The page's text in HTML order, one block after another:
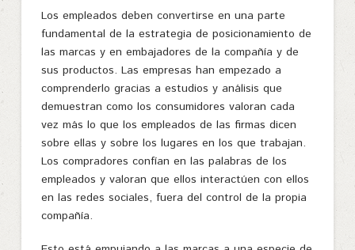
Los empleados deben convertirse en una parte
fundamental de la estrategia de posicionamiento de
las marcas y en embajadores de la compañía y de
sus productos. Las empresas han empezado a
comprenderlo gracias a estudios y análisis que
demuestran como los consumidores valoran cada
vez más lo que los empleados de las firmas dicen
sobre ellas y sobre los lugares en los que trabajan.
Los compradores confían en las palabras de los
empleados y valoran que ellos interactúen con ellos
en las redes sociales, fuera del control de la propia
compañía.